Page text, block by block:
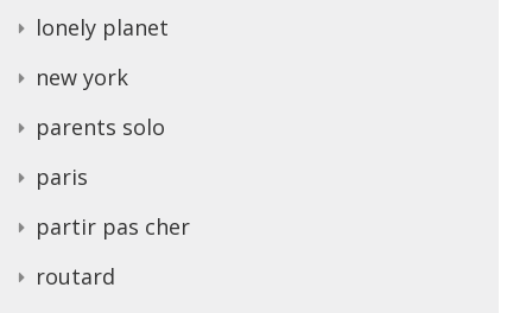
lonely planet
new york
parents solo
paris
partir pas cher
routard